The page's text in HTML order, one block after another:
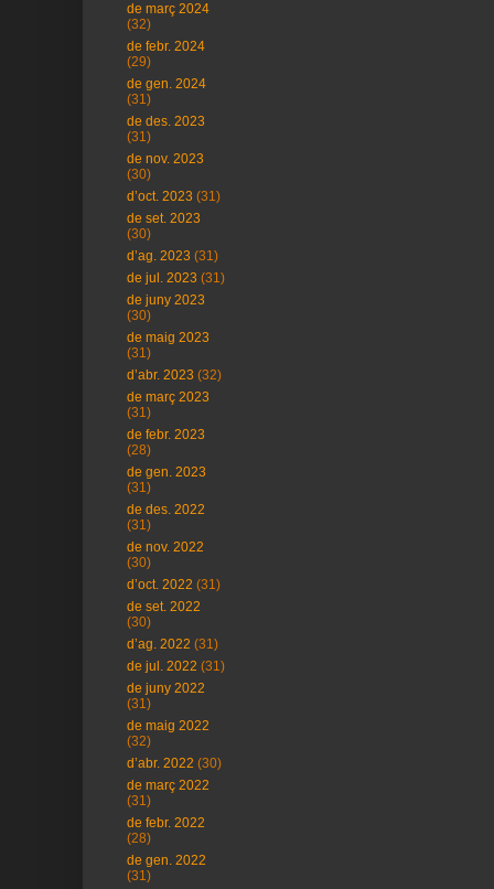
de març 2024
(32)
de febr. 2024
(29)
de gen. 2024
(31)
de des. 2023
(31)
de nov. 2023
(30)
d’oct. 2023 (31)
de set. 2023
(30)
d’ag. 2023 (31)
de jul. 2023 (31)
de juny 2023
(30)
de maig 2023
(31)
d’abr. 2023 (32)
de març 2023
(31)
de febr. 2023
(28)
de gen. 2023
(31)
de des. 2022
(31)
de nov. 2022
(30)
d’oct. 2022 (31)
de set. 2022
(30)
d’ag. 2022 (31)
de jul. 2022 (31)
de juny 2022
(31)
de maig 2022
(32)
d’abr. 2022 (30)
de març 2022
(31)
de febr. 2022
(28)
de gen. 2022
(31)